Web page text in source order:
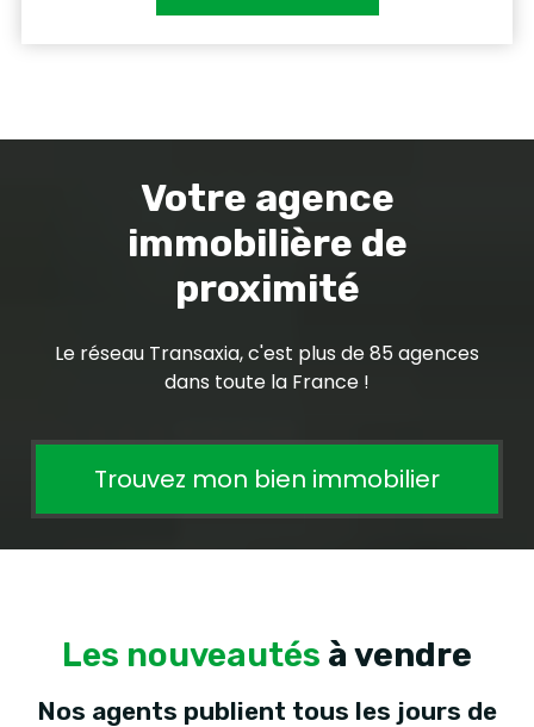
Votre agence
immobilière de
proximité
Le réseau Transaxia, c'est plus de 85 agences
dans toute la France !
Trouvez mon bien immobilier
Les nouveautés à vendre
Nos agents publient tous les jours de